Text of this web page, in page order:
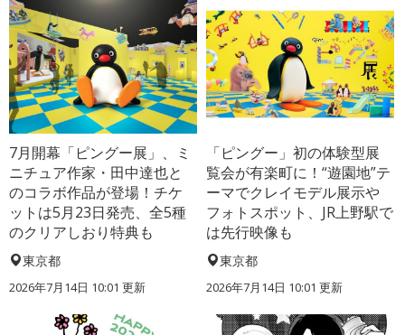
7月開幕「ピングー展」、ミ
ニチュア作家・田中達也と
のコラボ作品が登場！チケ
ットは5月23日発売、全5種
のクリアしおり特典も
東京都
2026年7月14日 10:01 更新
「ピングー」初の体験型展
覧会が有楽町に！“遊園地”テ
ーマでクレイモデル展示や
フォトスポット、JR上野駅で
は先行映像も
東京都
2026年7月14日 10:01 更新